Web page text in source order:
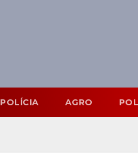
POLÍCIA AGRO